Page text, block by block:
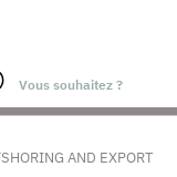
AND EXPORT